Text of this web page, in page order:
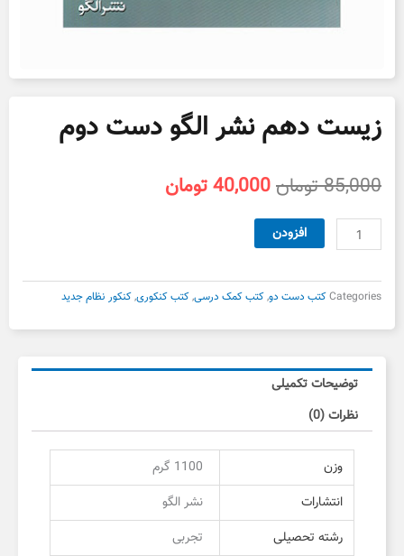
زیست دهم نشر الگو دست دوم
85,000تومانقیمت
بود.
40,000تومان
زیست
دهم
الگو
دست
دوم
افزودن
Categoriesکتب دست دو,کتب کمک درسی,کتب کنکوری,کنکور نظام جدید
توضیحات تکمیلی
نظرات (0)
وزن
1100 گرم
انتشارات
نشر الگو
رشته تحصیلی
تجربی